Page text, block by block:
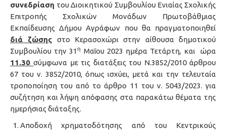
συνεδρίαση του Διοικητικού Συμβουλίου Ενιαίας Σχολικής
Επιτροπής Σχολικών Μονάδων Πρωτοβάθμιας
Εκπαίδευσης Δήμου Αγράφων που θα πραγματοποιηθεί
διά ζώσης στο Κερασοχώρι στην αίθουσα δημοτικού
Συμβουλίου την 31η Μαΐου 2023 ημέρα Τετάρτη, και ώρα
11.30σύμφωνα με τις διατάξεις του Ν.3852/2010 άρθρου
67 του ν. 3852/2010, όπως ισχύει, μετά και την τελευταία
τροποποίηση του από το άρθρο 11 του ν. 5043/2023. για
συζήτηση και λήψη απόφασης στα παρακάτω θέματα της
ημερήσιας διάταξης.
Αποδοχή χρηματοδότησης από του Κεντρικούς